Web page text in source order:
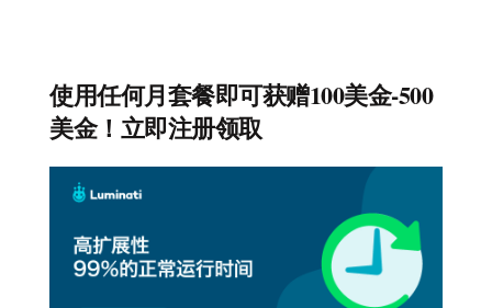
使用任何月套餐即可获赠100美金-500
美金！立即注册领取